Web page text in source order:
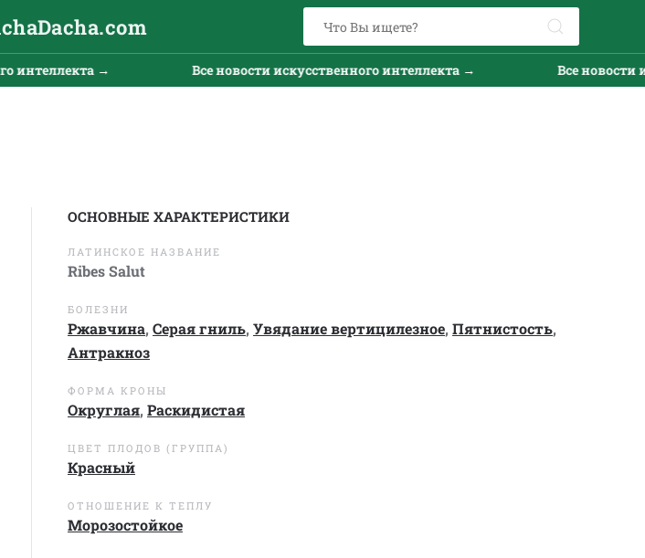
→ Все новости искусственного интеллекта → Все новости
ОСНОВНЫЕ ХАРАКТЕРИСТИКИ
ЛАТИНСКОЕ НАЗВАНИЕ
Ribes Salut
БОЛЕЗНИ
Ржавчина, Серая гниль, Увядание вертицилезное, Пятнистость,
Антракноз
ФОРМА КРОНЫ
Округлая, Раскидистая
ЦВЕТ ПЛОДОВ (ГРУППА)
Красный
ОТНОШЕНИЕ К ТЕПЛУ
Морозостойкое